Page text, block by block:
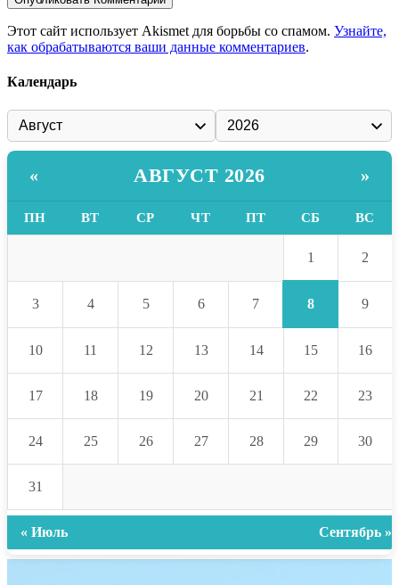
Этот сайт использует Akismet для борьбы со спамом. Узнайте,
как обрабатываются ваши данные комментариев.
Календарь
« АВГУСТ 2026 »
ПН ВТ СР ЧТ ПТ СБ ВС
1 2
3 4 5 6 7 8 9
10 11 12 13 14 15 16
17 18 19 20 21 22 23
24 25 26 27 28 29 30
31
« Июль Сентябрь »